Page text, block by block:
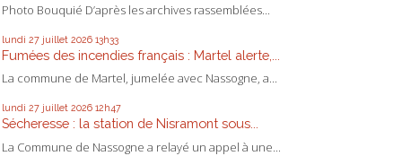
Photo Bouquié D’après les archives rassemblées...
lundi 27 juillet 2026 13h33
Fumées des incendies français : Martel alerte,...
La commune de Martel, jumelée avec Nassogne, a...
lundi 27 juillet 2026 12h47
Sécheresse : la station de Nisramont sous...
La Commune de Nassogne a relayé un appel à une...